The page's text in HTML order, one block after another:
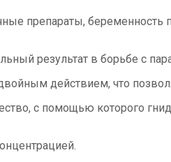
препараты,
результат в борьбе с
действием, что
с помощью которого